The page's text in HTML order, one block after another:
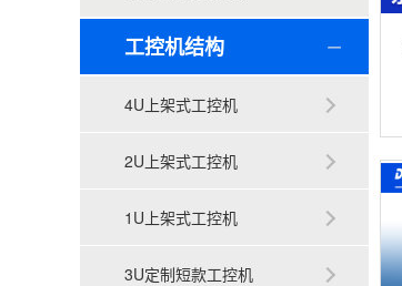
工控机结构
4U上架式工控机
2U上架式工控机
1U上架式工控机
3U定制短款工控机